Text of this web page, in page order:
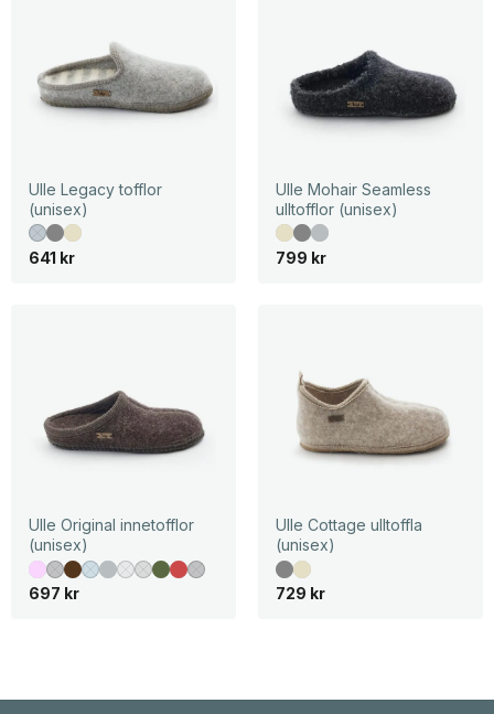
Ulle Legacy tofflor
(unisex)
641 kr
Ulle Mohair Seamless
ulltofflor (unisex)
799 kr
Ulle Original innetofflor
(unisex)
697 kr
Ulle Cottage ulltoffla
(unisex)
729 kr